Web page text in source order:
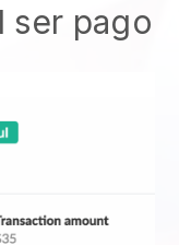
ser pago